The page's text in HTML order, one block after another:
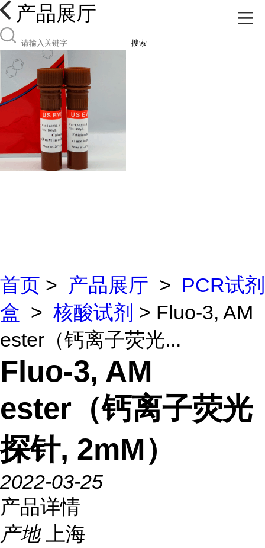
产品展厅
搜索
首页 > 产品展厅 > PCR试剂
盒 > 核酸试剂 > Fluo-3, AM
ester（钙离子荧光...
Fluo-3, AM
ester（钙离子荧光
探针, 2mM）
2022-03-25
产品详情
产地
上海